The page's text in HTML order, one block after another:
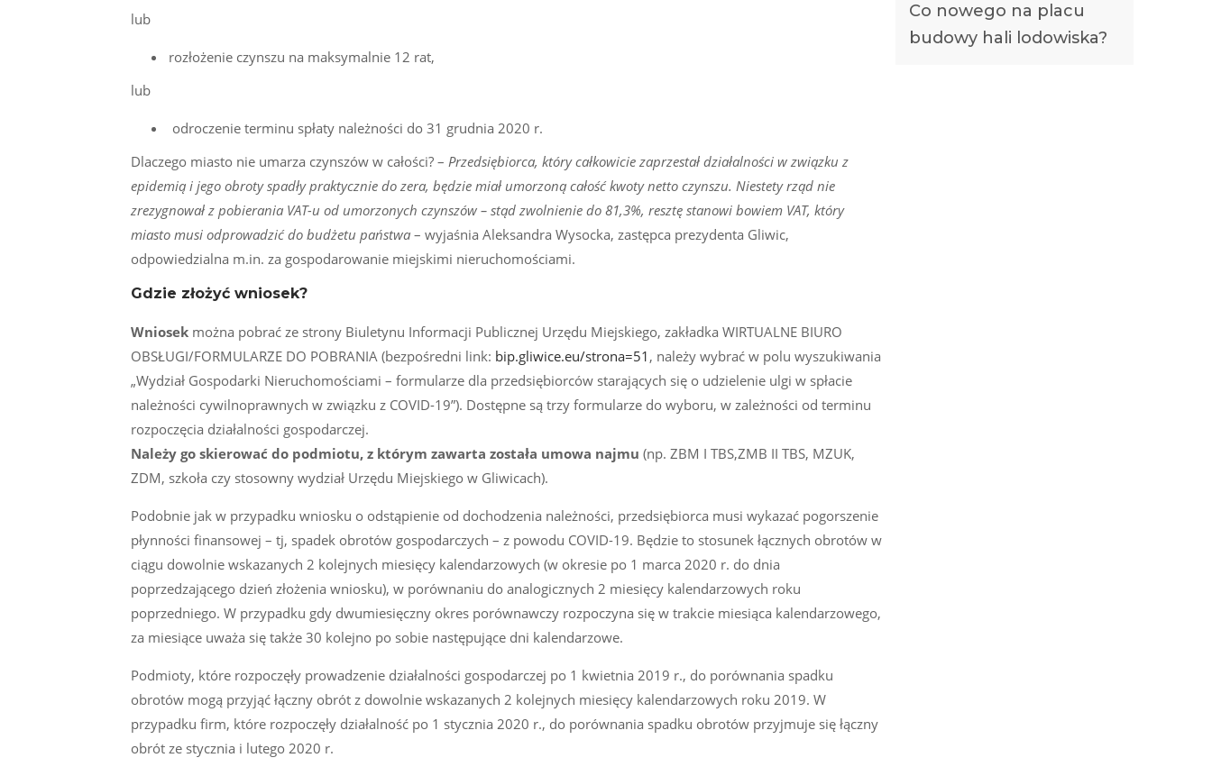
lub
rozłożenie czynszu na maksymalnie 12 rat,
lub
odroczenie terminu spłaty należności do 31 grudnia 2020 r.
Dlaczego miasto nie umarza czynszów w całości? – Przedsiębiorca, który całkowicie zaprzestał działalności w związku z
epidemią i jego obroty spadły praktycznie do zera, będzie miał umorzoną całość kwoty netto czynszu. Niestety rząd nie
zrezygnował z pobierania VAT-u od umorzonych czynszów – stąd zwolnienie do 81,3%, resztę stanowi bowiem VAT, który
miasto musi odprowadzić do budżetu państwa– wyjaśnia Aleksandra Wysocka, zastępca prezydenta Gliwic,
odpowiedzialna m.in. za gospodarowanie miejskimi nieruchomościami.
Gdzie złożyć wniosek?
Wniosekmożna pobrać ze strony Biuletynu Informacji Publicznej Urzędu Miejskiego, zakładka WIRTUALNE BIURO
OBSŁUGI/FORMULARZE DO POBRANIA (bezpośredni link: bip.gliwice.eu/strona=51 , należy wybrać w polu wyszukiwania
„Wydział Gospodarki Nieruchomościami – formularze dla przedsiębiorców starających się o udzielenie ulgi w spłacie
należności cywilnoprawnych w związku z COVID-19”). Dostępne są trzy formularze do wyboru, w zależności od terminu
rozpoczęcia działalności gospodarczej.
Należy go skierować do podmiotu, z którym zawarta została umowa najmu (np. ZBM I TBS,ZMB II TBS, MZUK,
ZDM, szkoła czy stosowny wydział Urzędu Miejskiego w Gliwicach).
Podobnie jak w przypadku wniosku o odstąpienie od dochodzenia należności, przedsiębiorca musi wykazać pogorszenie
płynności finansowej – tj, spadek obrotów gospodarczych – z powodu COVID-19. Będzie to stosunek łącznych obrotów w
ciągu dowolnie wskazanych 2 kolejnych miesięcy kalendarzowych (w okresie po 1 marca 2020 r. do dnia
poprzedzającego dzień złożenia wniosku), w porównaniu do analogicznych 2 miesięcy kalendarzowych roku
poprzedniego. W przypadku gdy dwumiesięczny okres porównawczy rozpoczyna się w trakcie miesiąca kalendarzowego,
za miesiące uważa się także 30 kolejno po sobie następujące dni kalendarzowe.
Podmioty, które rozpoczęły prowadzenie działalności gospodarczej po 1 kwietnia 2019 r., do porównania spadku
obrotów mogą przyjąć łączny obrót z dowolnie wskazanych 2 kolejnych miesięcy kalendarzowych roku 2019. W
przypadku firm, które rozpoczęły działalność po 1 stycznia 2020 r., do porównania spadku obrotów przyjmuje się łączny
obrót ze stycznia i lutego 2020 r.
Co nowego na placu
budowy hali lodowiska?